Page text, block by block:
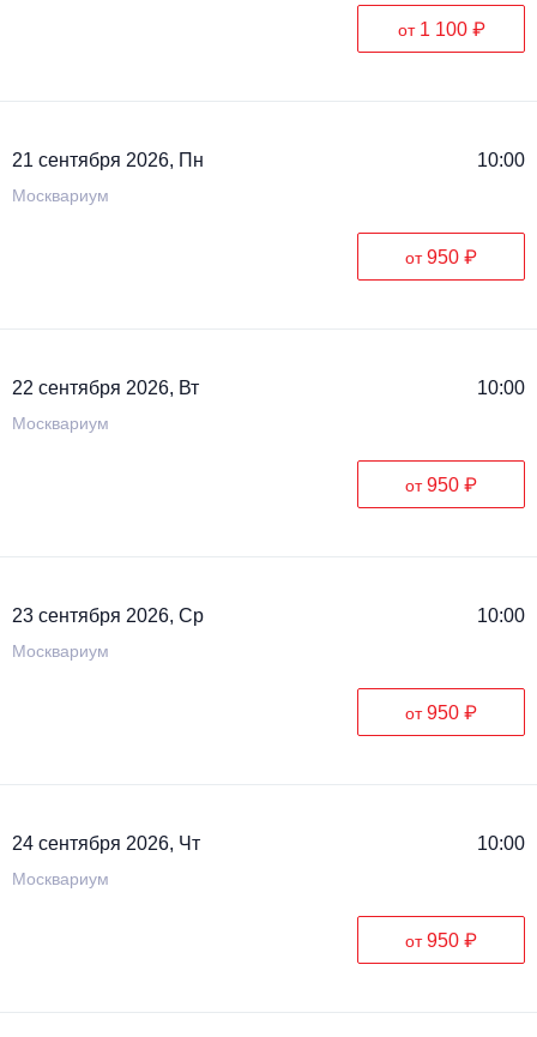
от 1 100 ₽
21 сентября 2026, Пн 10:00
Москвариум
от950 ₽
22 сентября 2026, Вт 10:00
Москвариум
от950 ₽
23 сентября 2026, Ср 10:00
Москвариум
от950 ₽
24 сентября 2026, Чт 10:00
Москвариум
от950 ₽